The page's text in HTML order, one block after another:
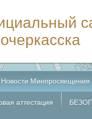
Новости Минпросвещения
аттестация